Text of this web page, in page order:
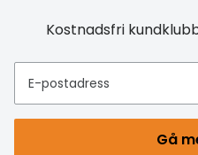
Kostnadsfri
E-postadress
Gå